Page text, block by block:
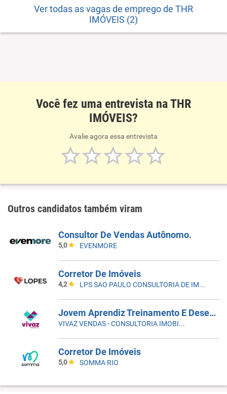
Ver todas as vagas de emprego de THR
IMÓVEIS (2)
Você fez uma entrevista na THR
IMÓVEIS?
Avalie agora essa entrevista
Outros candidatos também viram
Consultor De Vendas Autônomo.
5,0 EVENMORE
Corretor De Imóveis
4,2 LPS SAO PAULO CONSULTORIA DE IMOVEIS LTDA
Jovem Aprendiz Treinamento E Desenvolvimento
VIVAZ VENDAS - CONSULTORIA IMOBILIARIA LTDA
Corretor De Imóveis
5,0 SOMMA RIO